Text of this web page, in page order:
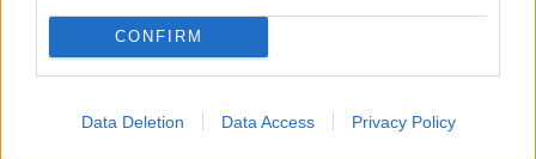
CONFIRM
Data Deletion Data Access Privacy Policy